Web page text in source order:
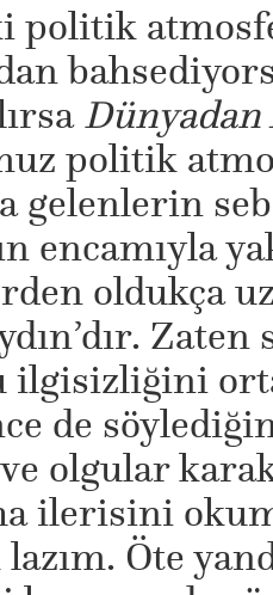
politik
Dünyadan
politik
gelenlerin
encamıyla
oldukça
ilgisizliğini
de
olgular
ilerisini
Öte